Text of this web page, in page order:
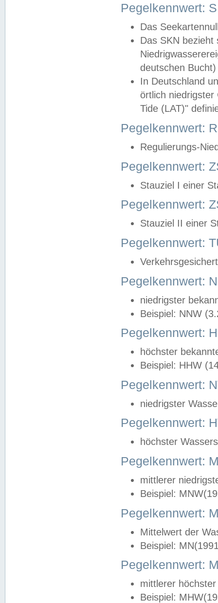
Pegelkennwert:
Das
Das SKN
deutschen
In Deutschland
örtlich
Tide (LAT)"
Pegelkennwert:
Regulierungs-
Pegelkennwert:
Stauziel I einer
Pegelkennwert:
Stauziel II einer
Pegelkennwert:
Pegelkennwert:
niedrigster
Beispiel: NNW
Pegelkennwert:
höchster
Beispiel: HHW
Pegelkennwert:
niedrigster
Pegelkennwert:
höchster
Pegelkennwert:
mittlerer
Beispiel:
Pegelkennwert:
Mittelwert der
Beispiel:
Pegelkennwert:
mittlerer
Beispiel: